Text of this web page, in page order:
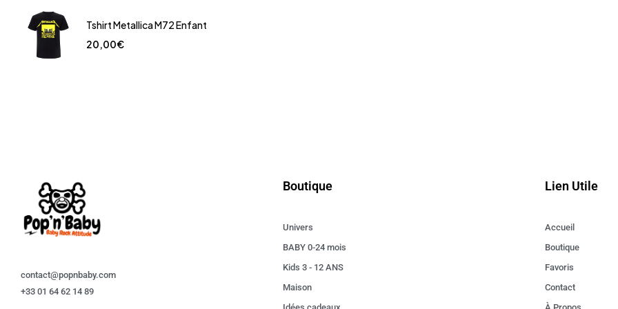
Tshirt Metallica M72 Enfant
20,00€
contact@popnbaby.com
+33 01 64 62 14 89
Boutique
Univers
BABY 0-24 mois
Kids 3 - 12 ANS
Maison
Lien Utile
Accueil
Boutique
Favoris
Contact